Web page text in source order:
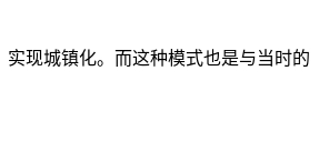
现城镇化。而这种模式也是与当时的